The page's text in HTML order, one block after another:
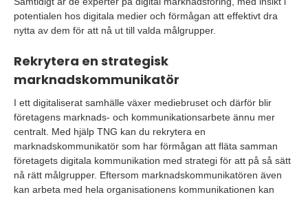
potentialen hos digitala medier och förmågan att effektivt dra
nytta av dem för att nå ut till valda målgrupper.
Rekrytera en strategisk
marknadskommunikatör
I ett digitaliserat samhälle växer mediebruset och därför blir
företagens marknads- och kommunikationsarbete ännu mer
centralt. Med hjälp TNG kan du rekrytera en
marknadskommunikatör som har förmågan att fläta samman
företagets digitala kommunikation med strategi för att på så sätt
nå rätt målgrupper. Eftersom marknadskommunikatören även
kan arbeta med hela organisationens kommunikationen kan